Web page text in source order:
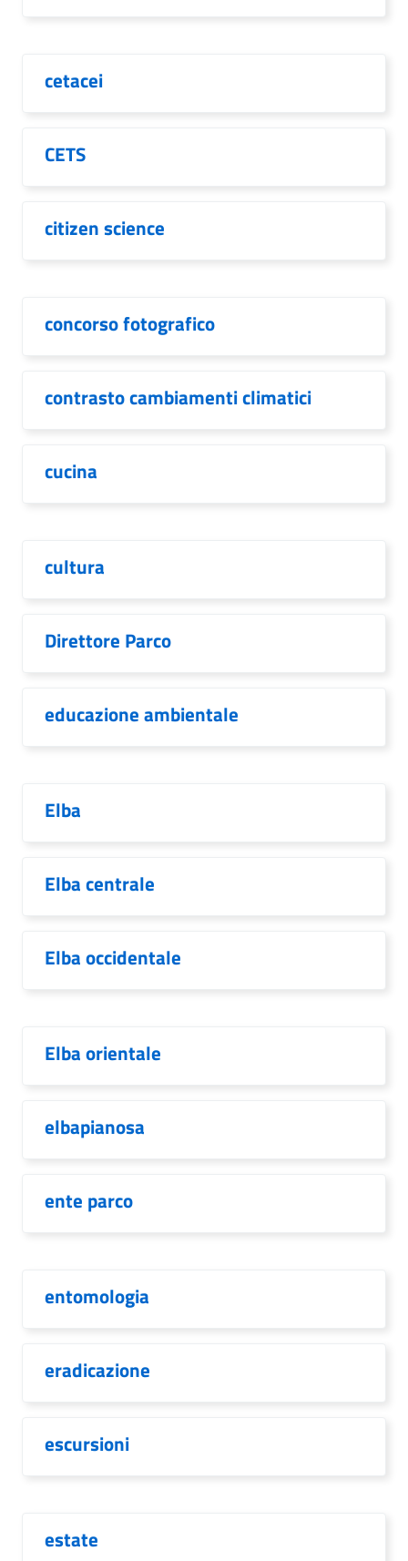
cetacei
CETS
citizen science
concorso fotografico
contrasto cambiamenti climatici
cucina
cultura
Direttore Parco
educazione ambientale
Elba
Elba centrale
Elba occidentale
Elba orientale
elbapianosa
ente parco
entomologia
eradicazione
escursioni
estate